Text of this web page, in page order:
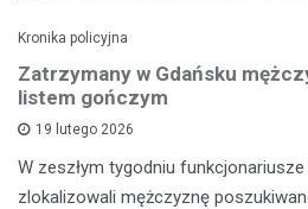
Kronika policyjna
Zatrzymany w Gdańsku
listem gończym
19 lutego 2026
W zeszłym tygodniu
zlokalizowali mężczyznę